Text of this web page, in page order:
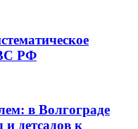
ВС РФ
в Волгограде
детсадов к